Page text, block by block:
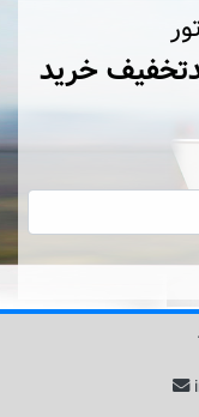
کد‌تخفیف خرید